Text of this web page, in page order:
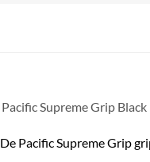
Pacific Supreme Grip Black
De Pacific Supreme Grip